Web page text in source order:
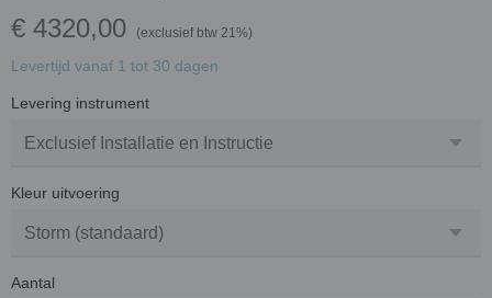
€ 4320,00 (exclusief btw 21%)
Levertijd vanaf 1 tot 30 dagen
Levering instrument
Kleur uitvoering
Aantal